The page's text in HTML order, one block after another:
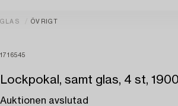
GLAS ÖVRIGT
1716545
Lockpokal, samt glas, 4 st,
Auktionen avslutad